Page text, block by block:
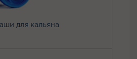
для кальяна